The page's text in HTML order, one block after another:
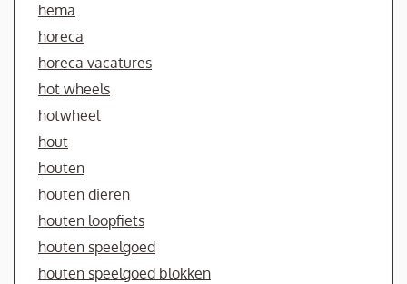
hema
horeca
horeca vacatures
hot wheels
hotwheel
hout
houten
houten dieren
houten loopfiets
houten speelgoed
houten speelgoed blokken